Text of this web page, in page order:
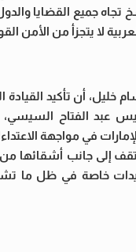
جميع القضايا
لا يتجزأ من الأمن
خليل، أن تأكيد
عبد الفتاح
في مواجهة
إلى جانب أشقائها من
خاصة في ظل ما